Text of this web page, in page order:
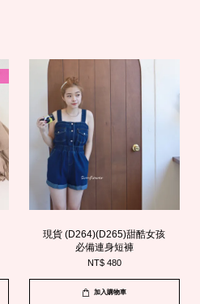
現貨 (D264)(D265)甜酷女孩
必備連身短褲
NT$ 480
加入購物車